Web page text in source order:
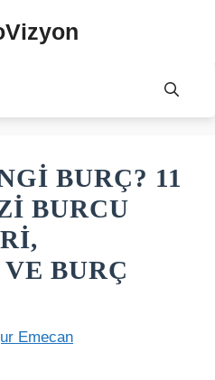
BURÇ? 11
BURCU
BURÇ
Emecan